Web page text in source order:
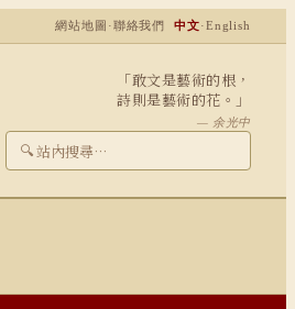
網站地圖 ·聯絡我們 中文·English
「敢文是藝術的根，
詩則是藝術的花。」
— 余光中
🔍